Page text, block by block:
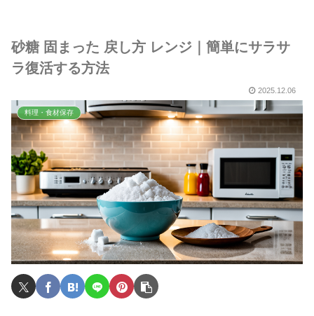
砂糖 固まった 戻し方 レンジ｜簡単にサラサ
ラ復活する方法
2025.12.06
料理・食材保存